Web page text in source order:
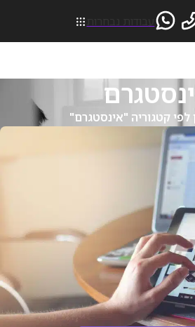
לפי קטגוריה "אינסטגרם"